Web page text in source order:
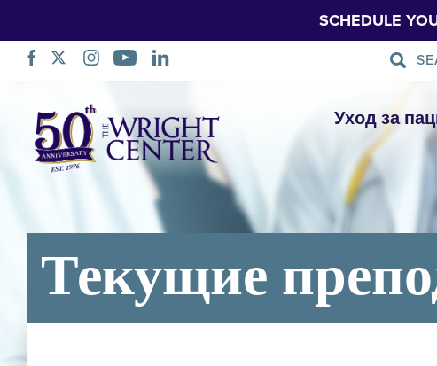
SCHEDULE
Пропустить
навигацию
Уход за
Текущие